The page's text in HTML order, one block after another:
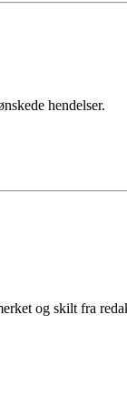
hendelser.
og skilt fra